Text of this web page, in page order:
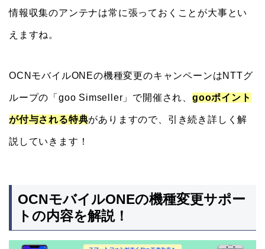
情報収集のアンテナは常に張っておくことが大事とい
えますね。
OCNモバイルONEの機種変更のキャンペーンはNTTグ
ループの「goo Simseller」で開催され、 gooポイント
が付与される特典がありますので、引き続き詳しく解
説していきます！
OCNモバイルONEの機種変更サポー
トの内容を解説！